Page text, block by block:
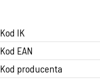
Kod IK
Kod EAN
Kod producenta